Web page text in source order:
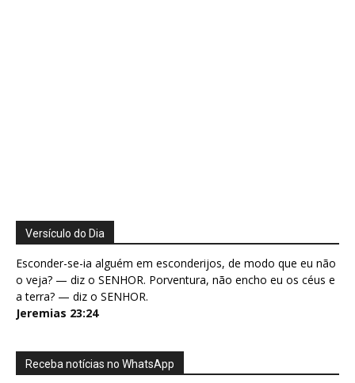
Versículo do Dia
Esconder-se-ia alguém em esconderijos, de modo que eu não
o veja? — diz o SENHOR. Porventura, não encho eu os céus e
a terra? — diz o SENHOR.
Jeremias 23:24
Receba notícias no WhatsApp